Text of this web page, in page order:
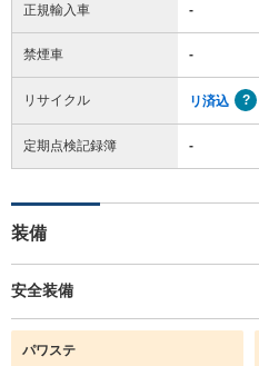
正規輸入車 -
禁煙車 -
リサイクル リ済込
定期点検記録簿 -
装備
安全装備
パワステ